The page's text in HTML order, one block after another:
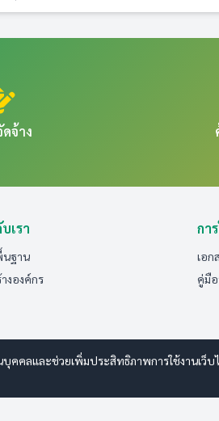
จ้าง
เรา
ฐาน
งองค์กร
กา
เอก
คู่มื
ลและช่วยเพิ่มประสิทธิภาพการใช้งานเว็บ